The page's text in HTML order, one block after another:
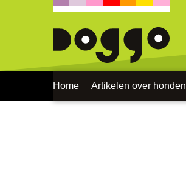
Home Artikelen over honden